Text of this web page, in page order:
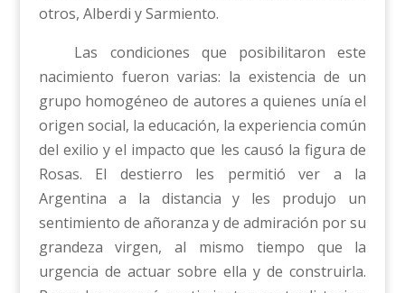
otros, Alberdi y Sarmiento.
Las condiciones que posibilitaron este
nacimiento fueron varias: la existencia de un
grupo homogéneo de autores a quienes unía el
origen social, la educación, la experiencia común
del exilio y el impacto que les causó la figura de
Rosas. El destierro les permitió ver a la
Argentina a la distancia y les produjo un
sentimiento de añoranza y de admiración por su
grandeza virgen, al mismo tiempo que la
urgencia de actuar sobre ella y de construirla.